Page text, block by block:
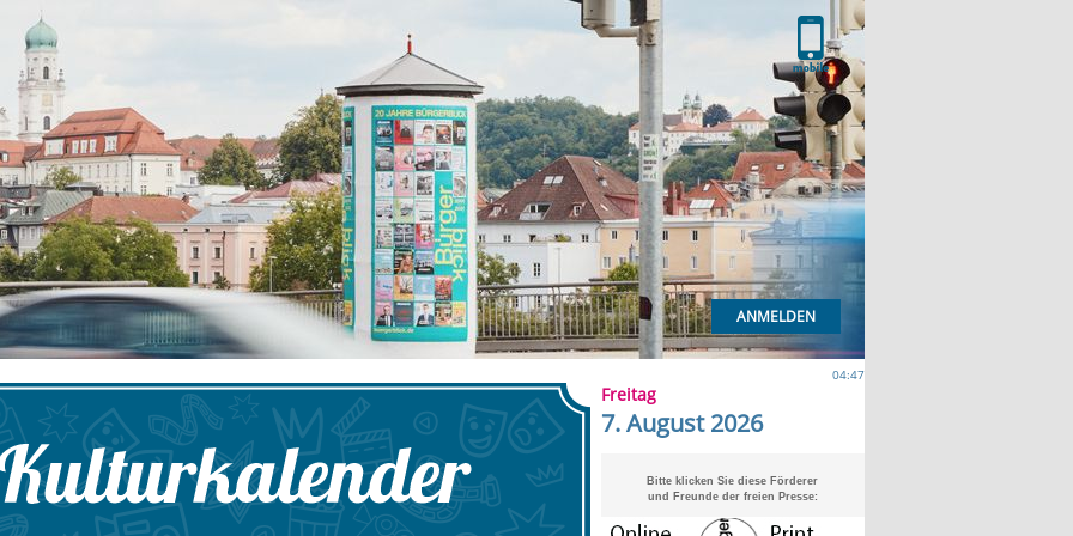
ANMELDEN
04:47
Freitag
7. August 2026
Bitte klicken Sie diese Förderer
und Freunde der freien Presse: